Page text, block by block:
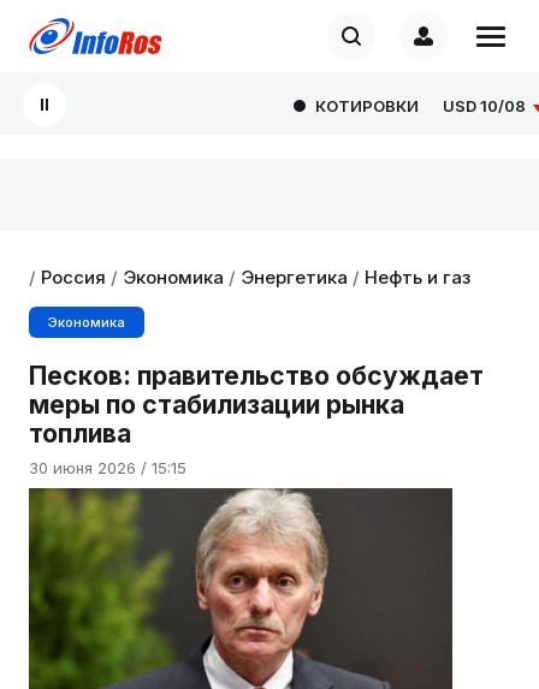
КОТИРОВКИ USD10/08
/ Россия / Экономика / Энергетика / Нефть и газ
Экономика
Песков: правительство обсуждает
меры по стабилизации рынка
топлива
30 июня 2026 / 15:15